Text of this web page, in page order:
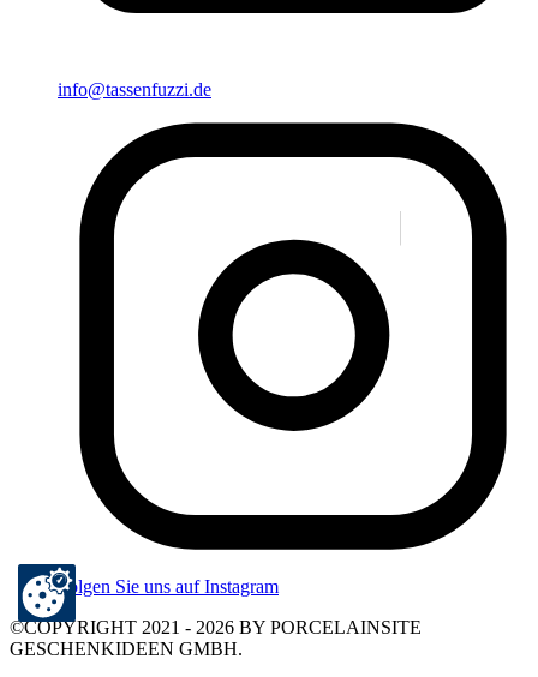
info@tassenfuzzi.de
Folgen Sie uns auf Instagram
©COPYRIGHT 2021 - 2026 BY PORCELAINSITE
GESCHENKIDEEN GMBH.